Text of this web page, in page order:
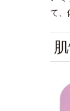
て、